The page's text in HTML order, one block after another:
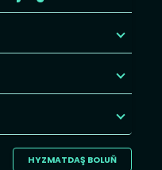
HYZMATDAŞ BOLUŇ